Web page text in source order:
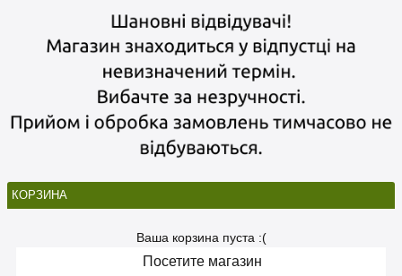
КОРЗИНА
Ваша корзина пуста :(
Посетите магазин